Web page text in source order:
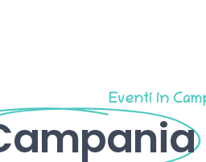
Eventi in